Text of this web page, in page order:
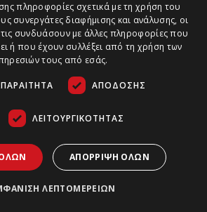
πληροφορίες σχετικά με τη χρήση του
συνεργάτες διαφήμισης και ανάλυσης, οι
τις συνδυάσουν με άλλες πληροφορίες που
ή που έχουν συλλέξει από τη χρήση των
τους από εσάς.
ΑΠΌΔΟΣΗΣ
ΛΕΙΤΟΥΡΓΙΚΌΤΗΤΑΣ
ΑΠΌΡΡΙΨΗ ΌΛΩΝ
ΛΕΠΤΟΜΕΡΕΙΏΝ